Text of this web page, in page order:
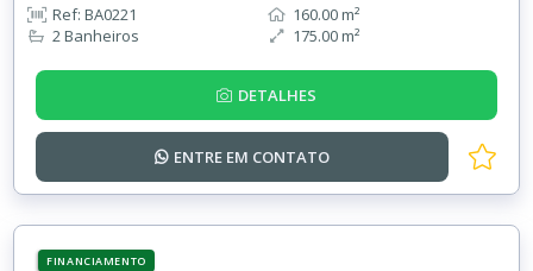
Ref: BA0221
2 Banheiros
160.00 m²
175.00 m²
DETALHES
ENTRE EM CONTATO
FINANCIAMENTO